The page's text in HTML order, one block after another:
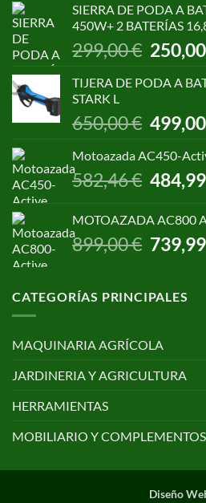
era:
SIERRA DE PODA A
450W+ 2 BATERÍAS
299,00€ El
precio
original
299,00 €.
250,00
TIJERA DE PODA A
STARK L
650,00€
El
precio
original
650,00 €.
499,00
Motoazada AC450-
582,46€
El
precio
era:
582,46 €.
484,99
MOTOAZADA AC800
899,00€ El
precio
era:
899,00 €.
739,99
CATEGORÍAS PRINCIPALES
MAQUINARIA AGRÍCOLA
JARDINERIA Y AGRICULTURA
HERRAMIENTAS
MOBILIARIO Y
Diseño